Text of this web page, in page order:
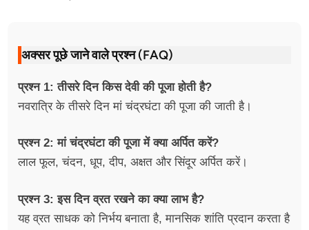
अक्सर पूछे जाने वाले प्रश्न (FAQ)
प्रश्न 1: तीसरे दिन किस देवी की पूजा होती है?
नवरात्रि के तीसरे दिन मां चंद्रघंटा की पूजा की जाती है।
प्रश्न 2: मां चंद्रघंटा की पूजा में क्या अर्पित करें?
लाल फूल, चंदन, धूप, दीप, अक्षत और सिंदूर अर्पित करें।
प्रश्न 3: इस दिन व्रत रखने का क्या लाभ है?
यह व्रत साधक को निर्भय बनाता है, मानसिक शांति प्रदान करता है